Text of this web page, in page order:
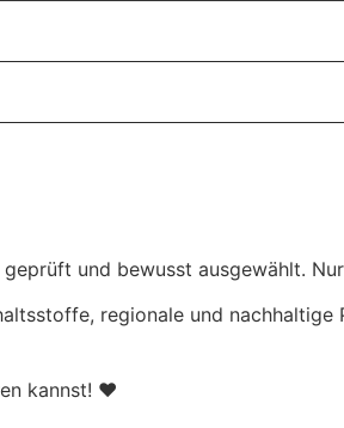
und bewusst ausgewählt.
regionale und
kannst! ♥